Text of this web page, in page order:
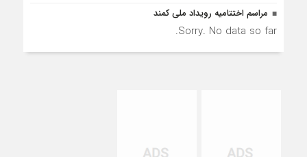
مراسم اختتامیه رویداد ملی کمند
Sorry. No data so far.